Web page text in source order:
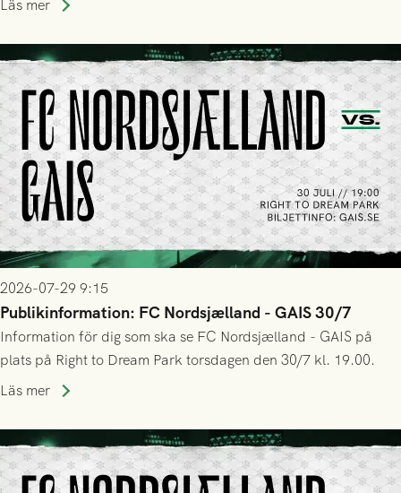
Läs mer
2026-07-29 9:15
Publikinformation: FC Nordsjælland - GAIS 30/7
Information för dig som ska se FC Nordsjælland - GAIS på
plats på Right to Dream Park torsdagen den 30/7 kl. 19.00.
Läs mer